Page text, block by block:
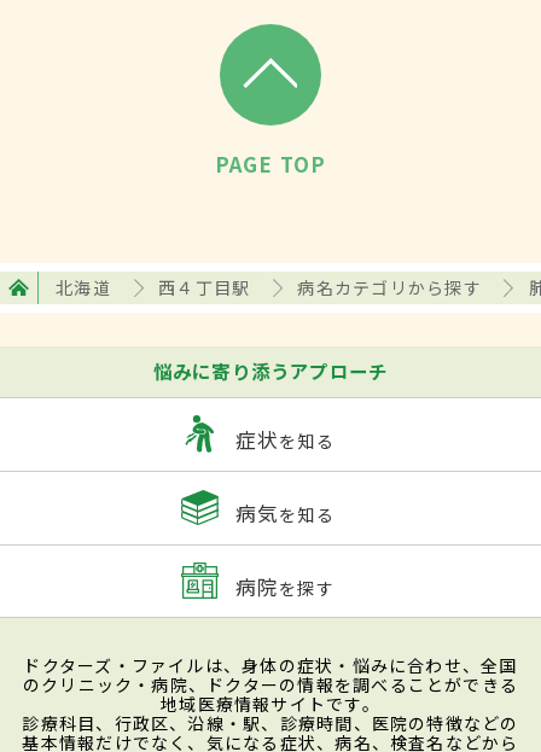
PAGE TOP
北海道 西４丁目駅 病名カテゴリから探す
悩みに寄り添うアプローチ
症状を知る
病気を知る
病院を探す
ドクターズ・ファイルは、身体の症状・悩みに合わせ、全国
のクリニック・病院、ドクターの情報を調べることができる
地域医療情報サイトです。
診療科目、行政区、沿線・駅、診療時間、医院の特徴などの
基本情報だけでなく、気になる症状、病名、検査名などから